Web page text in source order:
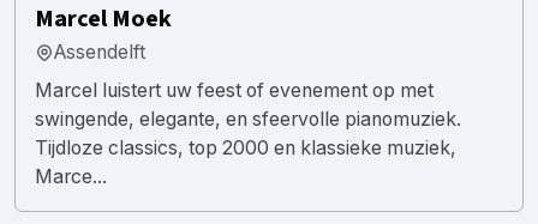
Marcel Moek
Assendelft
Marcel luistert uw feest of evenement op met
swingende, elegante, en sfeervolle pianomuziek.
Tijdloze classics, top 2000 en klassieke muziek,
Marce...